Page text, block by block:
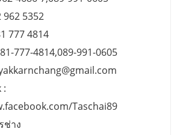
5352
777 4814
777-4814,089-991-0605
:
Taschai89
ช่าง